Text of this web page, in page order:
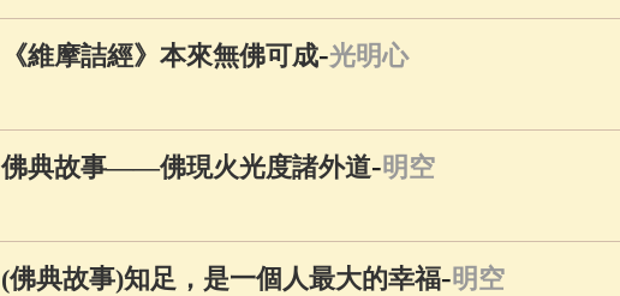
《維摩詰經》本來無佛可成-光明心
佛典故事——佛現火光度諸外道-明空
(佛典故事)知足，是一個人最大的幸福-明空